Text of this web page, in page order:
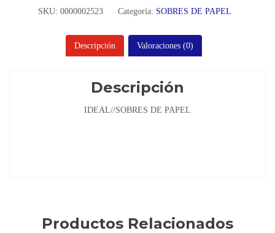
SKU: 0000002523 Categoría: SOBRES DE PAPEL
Descripción Valoraciones (0)
Descripción
IDEAL//SOBRES DE PAPEL
Productos Relacionados